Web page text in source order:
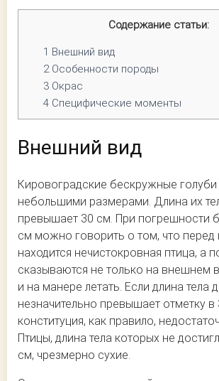
Содержание статьи:
1 Внешний вид
2Особенности породы
3 Окрас
4 Специфические моменты
Внешний вид
Кировоградские бескружные голуби
небольшими размерами. Длина их
превышает 30 см. При погрешности
см можно говорить о том, что перед
находится нечистокровная птица, а
сказываются не только на внешнем
и на манере летать. Если длина тела
незначительно превышает отметку в
конституция, как правило,
Птицы, длина тела которых не
см, чрезмерно сухие.